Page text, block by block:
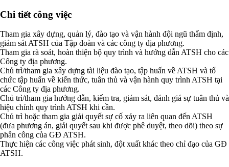
Chi tiết công việc
Tham gia xây dựng, quản lý, đào tạo và vận hành đội ngũ thẩm định,
giám sát ATSH của Tập đoàn và các công ty địa phương.
Tham gia rà soát, hoàn thiện bộ quy trình và hướng dẫn ATSH cho các
Công ty địa phương.
Chủ trì/tham gia xây dựng tài liệu đào tạo, tập huấn về ATSH và tổ
chức tập huấn về kiến thức, tuân thủ và vận hành quy trình ATSH tại
các Công ty địa phương.
Chủ trì/tham gia hướng dẫn, kiểm tra, giám sát, đánh giá sự tuân thủ và
hiệu chỉnh quy trình ATSH khi cần.
Chủ trì hoặc tham gia giải quyết sự cố xảy ra liên quan đến ATSH
(đưa phương án, giải quyết sau khi được phê duyệt, theo dõi) theo sự
phân công của GĐ ATSH.
Thực hiện các công việc phát sinh, đột xuất khác theo chỉ đạo của GĐ
ATSH.